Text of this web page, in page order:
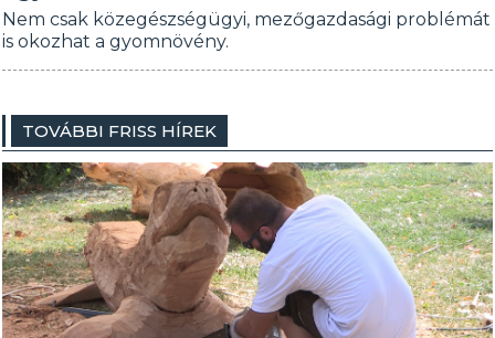
Nem csak közegészségügyi, mezőgazdasági problémát
is okozhat a gyomnövény.
TOVÁBBI FRISS HÍREK